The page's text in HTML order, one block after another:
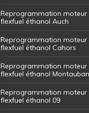
Reprogrammation moteur
flexfuel éthanol Auch
Reprogrammation moteur
flexfuel éthanol Cahors
Reprogrammation moteur
flexfuel éthanol Montauban
Reprogrammation moteur
flexfuel éthanol 09